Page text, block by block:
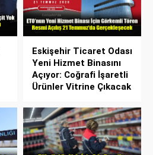
Eskişehir Ticaret Odası
Yeni Hizmet Binasını
Açıyor: Coğrafi İşaretli
Ürünler Vitrine Çıkacak